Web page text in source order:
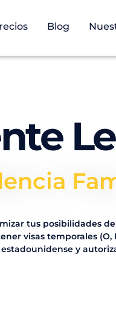
Blog
tus posibilidades
visas temporales (O,
y